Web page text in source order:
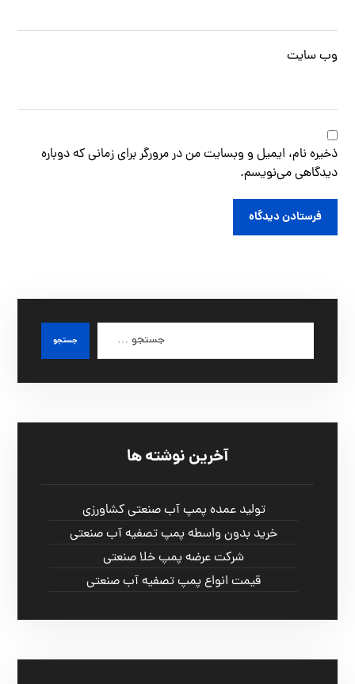
وب‌ سایت
ذخیره نام، ایمیل و وبسایت من در مرورگر برای زمانی که دوباره
دیدگاهی می‌نویسم.
آخرین نوشته ها
تولید عمده پمپ آب صنعتی کشاورزی
خرید بدون واسطه پمپ تصفیه آب صنعتی
شرکت عرضه پمپ خلا صنعتی
قیمت انواع پمپ تصفیه آب صنعتی